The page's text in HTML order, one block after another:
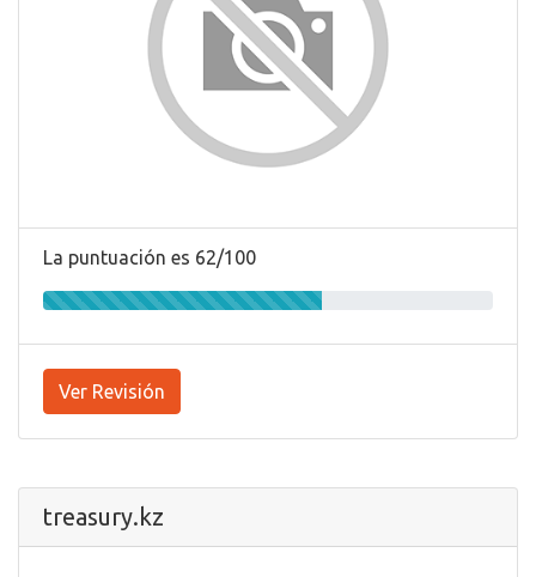
La puntuación es 62/100
Ver Revisión
treasury.kz